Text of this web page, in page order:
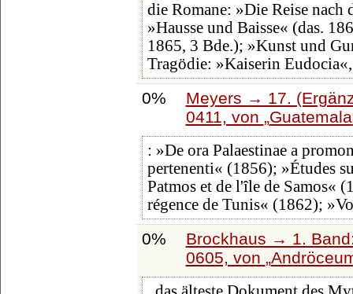
die Romane: »Die Reise
»Hausse und Baisse« (das.
1865, 3 Bde.); »Kunst und
Tragödie: »Kaiserin
0%
Meyers → 17.
0411, von Guatemala
: »De ora Palaestinae a
pertenenti« (1856); »Études
Patmos et de l'île de Samos«
régence de Tunis« (1862);
0%
Brockhaus → 1.
0605, von